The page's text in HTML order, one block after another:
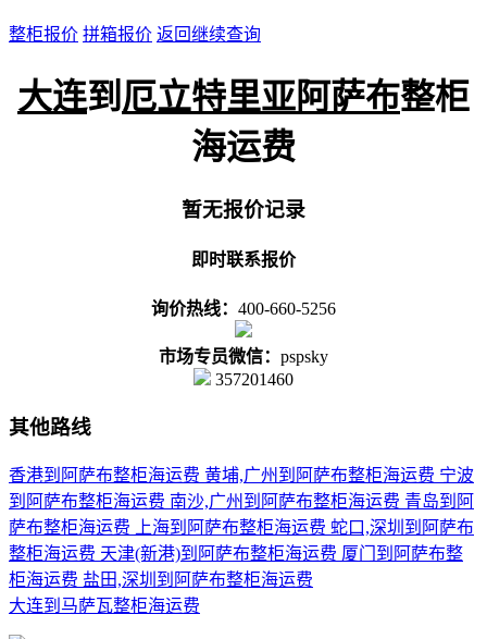
整柜报价 拼箱报价 返回继续查询
大连到厄立特里亚阿萨布整柜
海运费
暂无报价记录
即时联系报价
询价热线： 400-660-5256
市场专员微信： pspsky
357201460
其他路线
香港到阿萨布整柜海运费 黄埔,广州到阿萨布整柜海运费 宁波
到阿萨布整柜海运费 南沙,广州到阿萨布整柜海运费 青岛到阿
萨布整柜海运费 上海到阿萨布整柜海运费 蛇口,深圳到阿萨布
整柜海运费 天津(新港)到阿萨布整柜海运费 厦门到阿萨布整
柜海运费 盐田,深圳到阿萨布整柜海运费
大连到马萨瓦整柜海运费